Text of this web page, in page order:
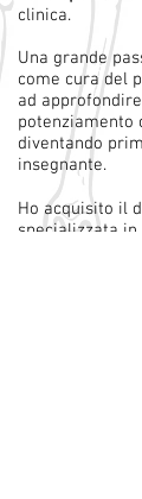
clinica.
Una grande
come cura del
ad
potenziamento
diventando
insegnante.
Ho acquisito il
specializzata